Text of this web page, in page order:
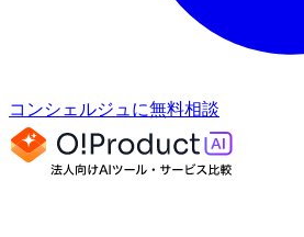
コンシェルジュに無料相談